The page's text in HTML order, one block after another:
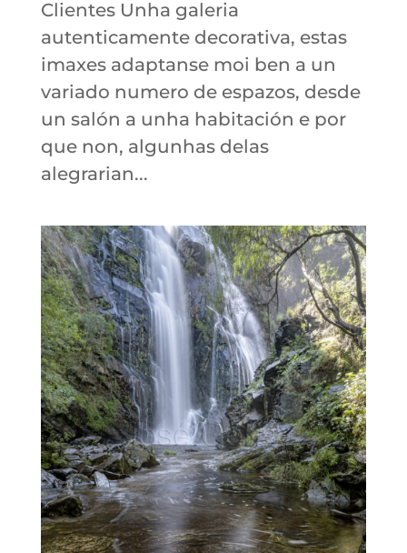
Clientes Unha galeria
autenticamente decorativa, estas
imaxes adaptanse moi ben a un
variado numero de espazos, desde
un salón a unha habitación e por
que non, algunhas delas
alegrarian...